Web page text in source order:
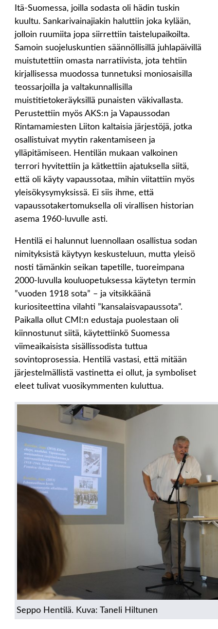
Itä-Suomessa, joilla sodasta oli hädin tuskin
kuultu. Sankarivainajiakin haluttiin joka kylään,
jolloin ruumiita jopa siirrettiin taistelupaikoilta.
Samoin suojeluskuntien säännöllisillä juhlapäivillä
muistutettiin omasta narratiivista, jota tehtiin
kirjallisessa muodossa tunnetuksi moniosaisilla
teossarjoilla ja valtakunnallisilla
muistitietokeräyksillä punaisten väkivallasta.
Perustettiin myös AKS:n ja Vapaussodan
Rintamamiesten Liiton kaltaisia järjestöjä, jotka
osallistuivat myytin rakentamiseen ja
ylläpitämiseen. Hentilän mukaan valkoinen
terrori hyvitettiin ja kätkettiin ajatuksella siitä,
että oli käyty vapaussotaa, mihin viitattiin myös
yleisökysymyksissä. Ei siis ihme, että
vapaussotakertomuksella oli virallisen historian
asema 1960-luvulle asti.
Hentilä ei halunnut luennollaan osallistua sodan
nimityksistä käytyyn keskusteluun, mutta yleisö
nosti tämänkin seikan tapetille, tuoreimpana
2000-luvulla kouluopetuksessa käytetyn termin
”vuoden 1918 sota” – ja vitsikkäänä
kuriositeettina vilahti ”kansalaisvapaussota”.
Paikalla ollut CMI:n edustaja puolestaan oli
kiinnostunut siitä, käytettiinkö Suomessa
viimeaikaisista sisällissodista tuttua
sovintoprosessia. Hentilä vastasi, että mitään
järjestelmällistä vastinetta ei ollut, ja symboliset
eleet tulivat vuosikymmenten kuluttua.
Seppo Hentilä. Kuva: Taneli Hiltunen